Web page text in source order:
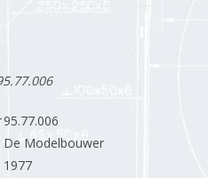
95.77.006
De Modelbouwer
1977